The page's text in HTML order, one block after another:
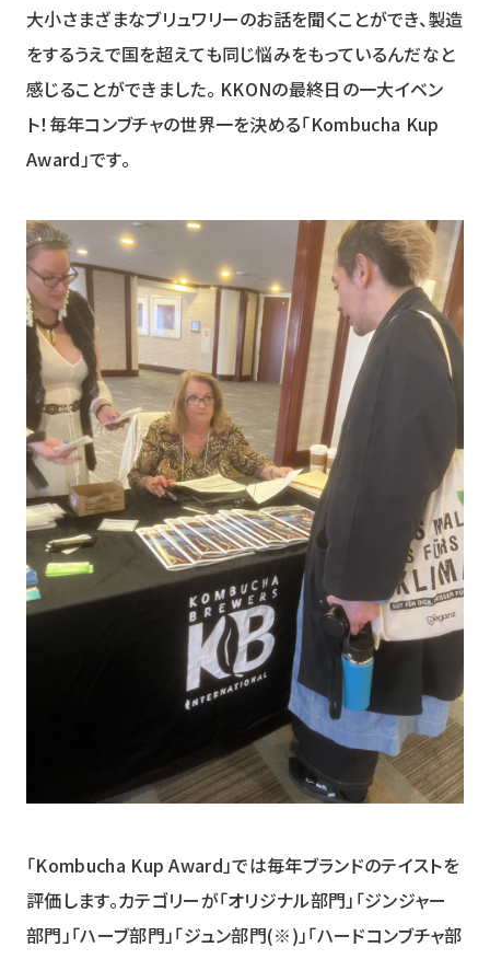
大小さまざまなブリュワリーのお話を聞くことができ、製造
をするうえで国を超えても同じ悩みをもっているんだなと
感じることができました。 KKONの最終日の一大イベン
ト！毎年コンブチャの世界一を決める「Kombucha Kup
Award」です。
「Kombucha Kup Award」では毎年ブランドのテイストを
評価します。カテゴリーが「オリジナル部門」「ジンジャー
部門」「ハーブ部門」「ジュン部門(※)」「ハードコンブチャ部